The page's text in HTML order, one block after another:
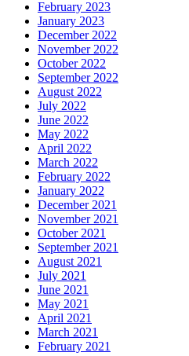
February 2023
January 2023
December 2022
November 2022
October 2022
September 2022
August 2022
July 2022
June 2022
May 2022
April 2022
March 2022
February 2022
January 2022
December 2021
November 2021
October 2021
September 2021
August 2021
July 2021
June 2021
May 2021
April 2021
March 2021
February 2021